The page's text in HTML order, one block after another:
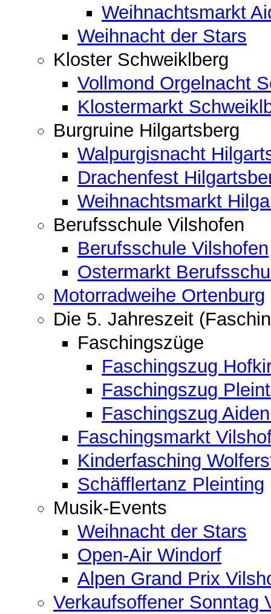
Weihnachtsmarkt
Weihnacht der Stars
Kloster Schweiklberg
Vollmond Orgelnacht
Klostermarkt
Burgruine Hilgartsberg
Walpurgisnacht
Drachenfest
Weihnachtsmarkt
Berufsschule Vilshofen
Berufsschule Vilshofen
Ostermarkt
Motorradweihe Ortenburg
Die 5. Jahreszeit
Faschingszüge
Faschingszug
Faschingszug
Faschingszug
Faschingsmarkt
Kinderfasching
Schäfflertanz Pleinting
Musik-Events
Weihnacht der Stars
Open-Air Windorf
Alpen Grand Prix
Verkaufsoffener Sonntag